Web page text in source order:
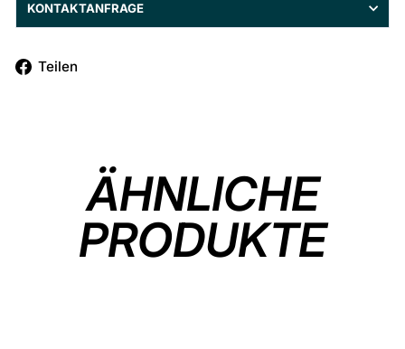
KONTAKTANFRAGE
Teilen
ÄHNLICHE
PRODUKTE